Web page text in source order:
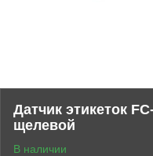
Датчик этикеток
щелевой
В наличии